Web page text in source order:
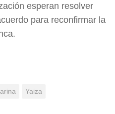
esperan resolver
para reconfirmar la
Yaiza